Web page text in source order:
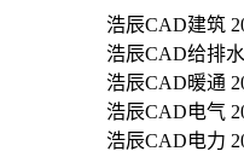
浩辰CAD建筑
浩辰CAD给排
浩辰CAD暖通
浩辰CAD电气
浩辰CAD电力